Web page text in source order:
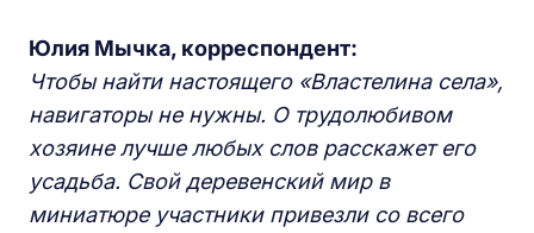
Юлия Мычка, корреспондент:
Чтобы найти настоящего «Властелина села»,
навигаторы не нужны. О трудолюбивом
хозяине лучше любых слов расскажет его
усадьба. Свой деревенский мир в
миниатюре участники привезли со всего